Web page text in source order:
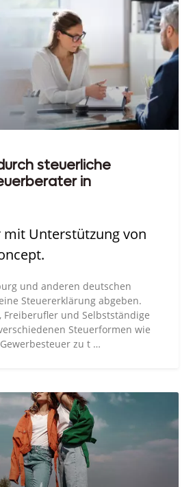
steuerliche
in
mit Unterstützung von
und anderen deutschen
Steuererklärung abgeben.
Freiberufler und Selbstständige
Steuerformen wie
zu t …